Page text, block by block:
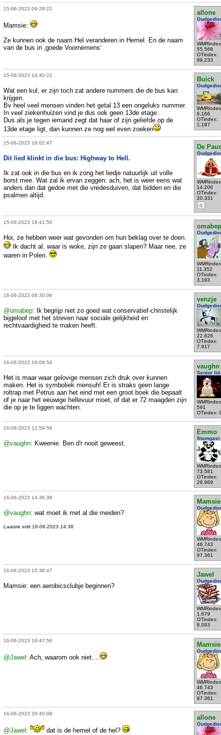
15-06-2023 09:28:22
allone
55.568
OTindex:
99.233
Mamsie:
Ze kunnen ook de naam Hel veranderen in Hemel. En de naam
van de bus in ‚goede Voornemens‘
15-06-2023 14:40:22
Buick
6.166
OTindex:
1.187
Wat een kul, er zijn toch zat andere nummers die de bus kan
krijgen.
Bv heel veel mensen vinden het getal 13 een ongeluks nummer.
In veel ziekenhuizen vind je dus ook geen 13de etage .
Dus als je tegen iemand zegt dat haar of zijn geliefde op de
13de etage ligt, dan kunnen ze nog wel even zoeken
15-06-2023 18:02:47
De
14.206
OTindex:
20.331
S
Dit lied klinkt in die bus: Highway to Hell.
Ik zat ook in die bus en ik zong het liedje natuurlijk uit volle
borst mee. Wat zal ik ervan zeggen: ach, het is weer eens wat
anders dan dat gedoe met die vredesduiven, dat bidden en die
psalmen altijd.
15-06-2023 18:41:50
omabep
11.352
OTindex:
3.193
Hoi, ze hebben weer wat gevonden om hun beklag over te doen.
Ik dacht al, waar is woke, zijn ze gaan slapen? Maar nee, ze
waren in Polen.
16-06-2023 08:30:06
venzje
22.626
OTindex:
7.917
@omabep: Ik begrijp niet zo goed wat conservatief-christelijk
bijgeloof met het streven naar sociale gelijkheid en
rechtvaardigheid te maken heeft.
16-06-2023 10:09:54
vaughn
Senior lid
591
OTindex:
Het is maar waar gelovige mensen zich druk over kunnen
maken. Het is symboliek mensuh! Er is straks geen lange
roltrap met Petrus aan het eind met een groot boek die bepaalt
of je naar het eeuwige hellevuur moet, of dat er 72 maagden zijn
die op je te liggen wachten.
16-06-2023 12:59:58
Emmo
Stamgast
73.581
OTindex:
28.969
@vaughn: Kweenie. Ben d'r nooit geweest.
16-06-2023 14:36:38
Mamsie
46.743
OTindex:
97.361
@vaughn: wat moet ik met al die meiden?
Laatste edit 16-06-2023 14:38
16-06-2023 15:38:47
Jawel
1.679
OTindex:
8.093
Mamsie: een aerobicsclubje beginnen?
16-06-2023 16:47:56
Mamsie
46.743
OTindex:
97.361
@Jawel : Ach, waarom ook niet....
16-06-2023 20:40:08
allone
@Jawel : dat is de hemel of de hel?